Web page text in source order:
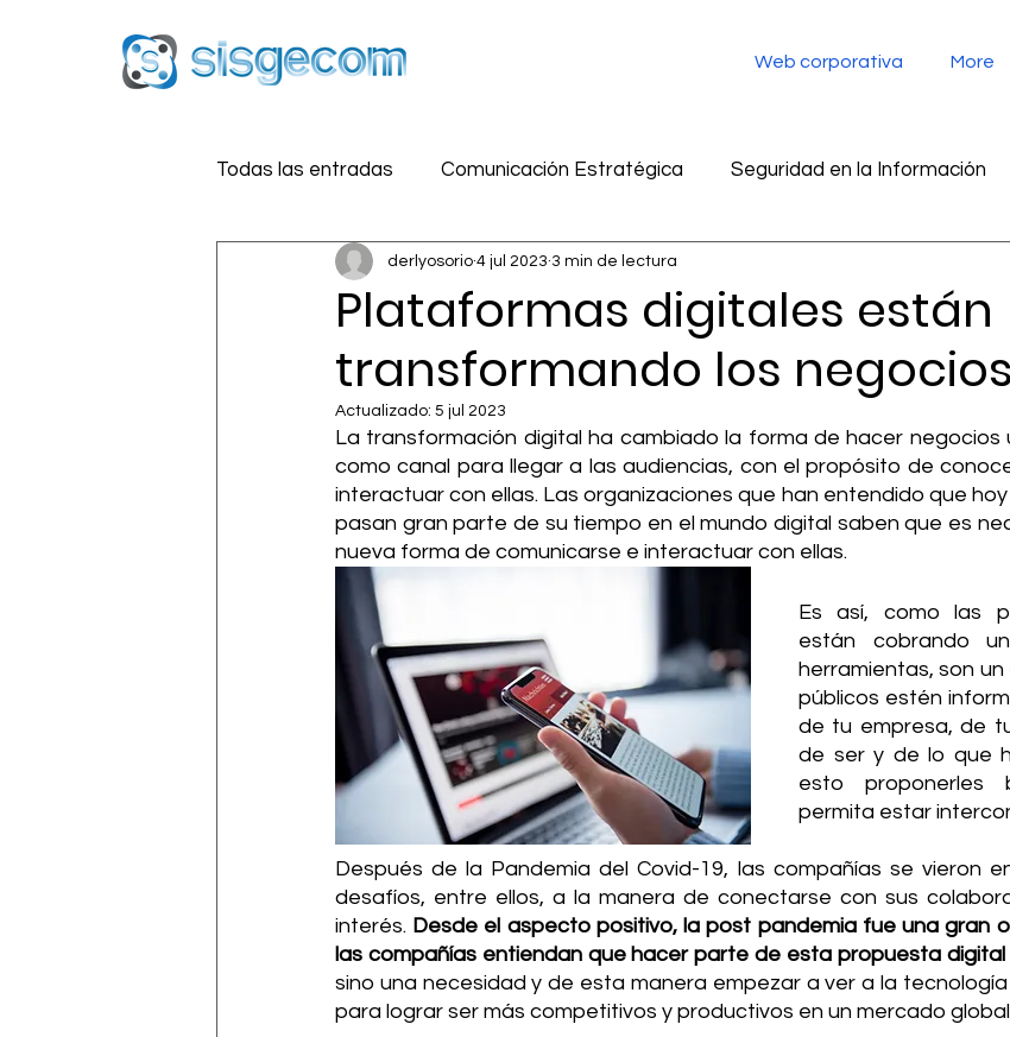
Web corporativa More
Todas las entradas Comunicación Estratégica Seguridad en la Información
Reputación Digital Estrategia digital
Medios Sociales Seguridad en la información Marketing Inteligencia
Plataformas digitales están
transformando los negocios
derlyosorio 4 jul 2023 3 min de lectura
Actualizado: 5 jul 2023
La transformación digital ha cambiado la forma de hacer negocios
como canal para llegar a las audiencias, con el propósito de
interactuar con ellas. Las organizaciones que han entendido que
pasan gran parte de su tiempo en el mundo digital saben que es
nueva forma de comunicarse e interactuar con ellas.
Es así, como las
están cobrando
herramientas, son
públicos estén
de tu empresa, de
de ser y de lo que
esto proponerles
permita estar
Después de la Pandemia del Covid-19, las compañías se vieron
desafíos, entre ellos, a la manera de conectarse con sus
interés. Desde el aspecto positivo, la post pandemia fue una gran
las compañías entiendan que hacer parte de esta propuesta digital
sino una necesidad y de esta manera empezar a ver a la
para lograr ser más competitivos y productivos en un mercado